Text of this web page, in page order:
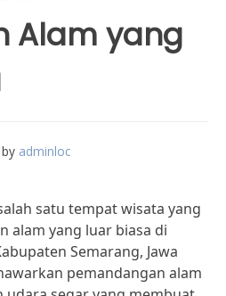
Alam yang
by adminloc
satu tempat wisata yang
alam yang luar biasa di
Semarang, Jawa
pemandangan alam